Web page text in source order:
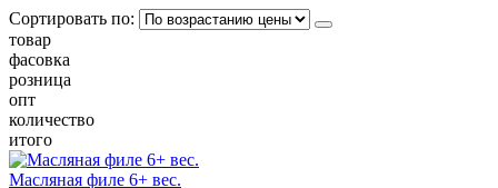
Сортировать по:
товар
фасовка
розница
опт
количество
итого
Масляная филе 6+ вес.